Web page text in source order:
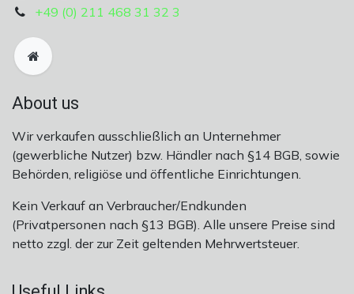
+49 (0) 211 468 31 32 3
About us
Wir verkaufen ausschließlich an Unternehmer
(gewerbliche Nutzer) bzw. Händler nach §14 BGB, sowie
Behörden, religiöse und öffentliche Einrichtungen.
Kein Verkauf an Verbraucher/Endkunden
(Privatpersonen nach §13 BGB). Alle unsere Preise sind
netto zzgl. der zur Zeit geltenden Mehrwertsteuer.